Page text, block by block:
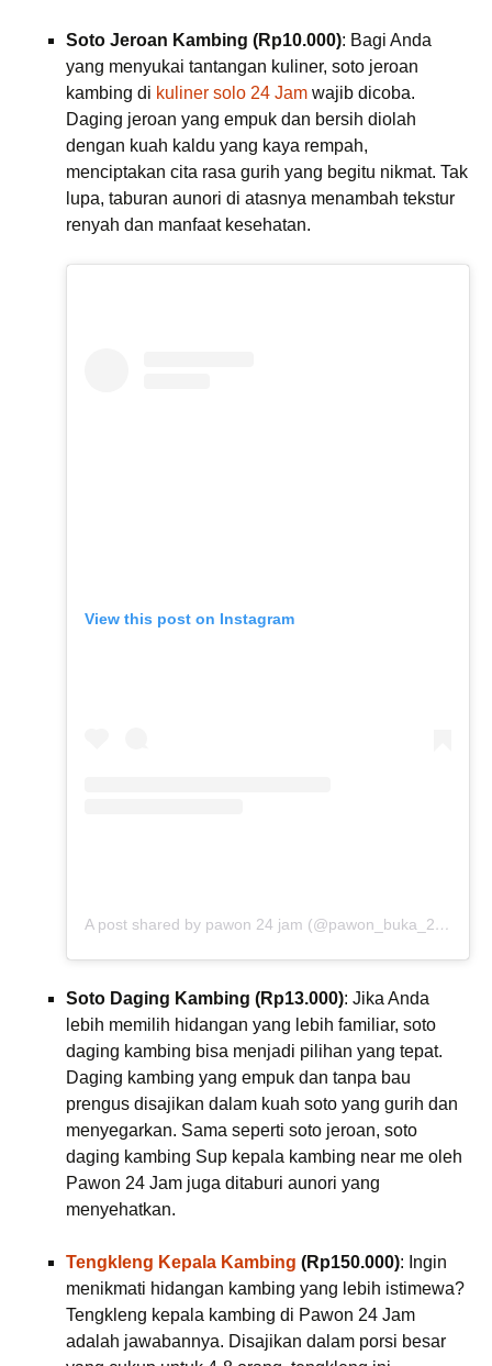
Soto Jeroan Kambing (Rp10.000): Bagi Anda
yang menyukai tantangan kuliner, soto jeroan
kambing di kuliner solo 24 Jam wajib dicoba.
Daging jeroan yang empuk dan bersih diolah
dengan kuah kaldu yang kaya rempah,
menciptakan cita rasa gurih yang begitu nikmat. Tak
lupa, taburan aunori di atasnya menambah tekstur
renyah dan manfaat kesehatan.
View this post on Instagram
A post shared by pawon 24 jam (@pawon_buka_24jam)
Soto Daging Kambing (Rp13.000): Jika Anda
lebih memilih hidangan yang lebih familiar, soto
daging kambing bisa menjadi pilihan yang tepat.
Daging kambing yang empuk dan tanpa bau
prengus disajikan dalam kuah soto yang gurih dan
menyegarkan. Sama seperti soto jeroan, soto
daging kambing Sup kepala kambing near me oleh
Pawon 24 Jam juga ditaburi aunori yang
menyehatkan.
Tengkleng Kepala Kambing (Rp150.000): Ingin
menikmati hidangan kambing yang lebih istimewa?
Tengkleng kepala kambing di Pawon 24 Jam
adalah jawabannya. Disajikan dalam porsi besar